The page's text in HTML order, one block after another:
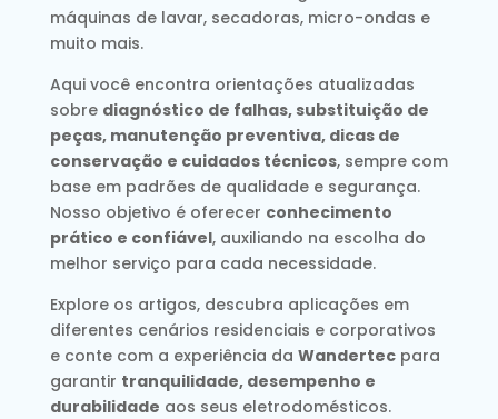
máquinas de lavar, secadoras, micro-ondas e
muito mais.
Aqui você encontra orientações atualizadas
sobre diagnóstico de falhas, substituição de
peças, manutenção preventiva, dicas de
conservação e cuidados técnicos, sempre com
base em padrões de qualidade e segurança.
Nosso objetivo é oferecer conhecimento
prático e confiável, auxiliando na escolha do
melhor serviço para cada necessidade.
Explore os artigos, descubra aplicações em
diferentes cenários residenciais e corporativos
e conte com a experiência da Wandertecpara
garantir tranquilidade, desempenho e
durabilidade aos seus eletrodomésticos.